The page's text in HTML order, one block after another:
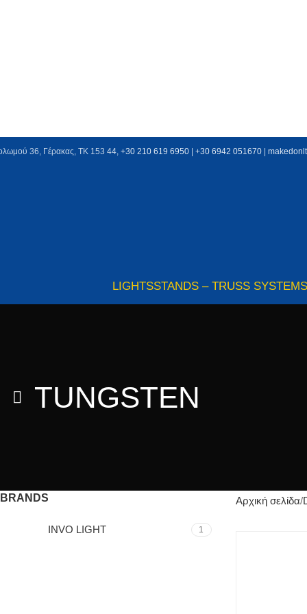
36, Γέρακας, ΤΚ 153 44, +30 210 619 6950 | +30 6942 051670
LIGHTSSTANDS – TRUSS SYSTEMS
TUNGSTEN
BRANDS
INVO LIGHT 1
Αρχική σελίδα